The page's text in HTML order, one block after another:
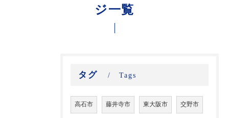
ジ一覧
タグ Tags
高石市 藤井寺市 東大阪市 交野市